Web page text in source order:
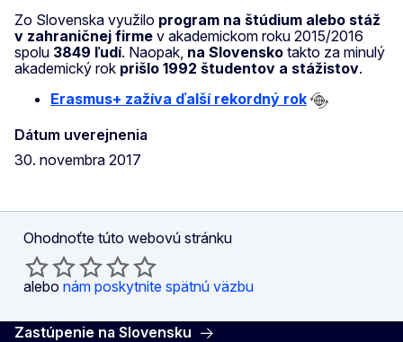
Zo Slovenska využilo program na štúdium alebo stáž
v zahraničnej firme v akademickom roku 2015/2016
spolu 3849 ľudí. Naopak, na Slovensko takto za minulý
akademický rok prišlo 1992 študentov a stážistov.
Erasmus+ zažíva ďalší rekordný rok
Dátum uverejnenia
30. novembra 2017
Ohodnoťte túto webovú stránku
alebo nám poskytnite spätnú väzbu
Zastúpenie na Slovensku